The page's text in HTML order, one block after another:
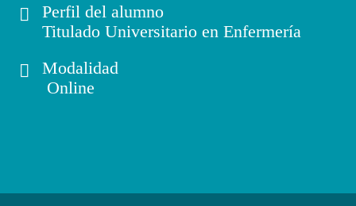
Perfil del alumno
Titulado Universitario en Enfermería
Modalidad
Online